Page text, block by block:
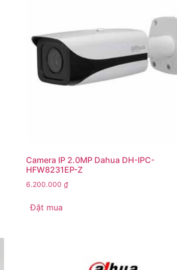
Camera IP 2.0MP Dahua DH-IPC-
HFW8231EP-Z
6.200.000 ₫
Đặt mua